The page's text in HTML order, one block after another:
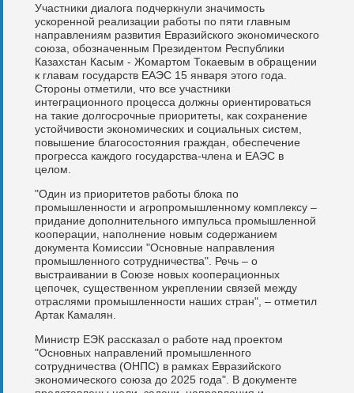
Участники диалога подчеркнули значимость
ускоренной реализации работы по пяти главным
направлениям развития Евразийского экономического
союза, обозначенным Президентом Республики
Казахстан Касым - Жомартом Токаевым в обращении
к главам государств ЕАЭС 15 января этого года.
Стороны отметили, что все участники
интеграционного процесса должны ориентироваться
на такие долгосрочные приоритеты, как сохранение
устойчивости экономических и социальных систем,
повышение благосостояния граждан, обеспечение
прогресса каждого государства-члена и ЕАЭС в
целом.
"Один из приоритетов работы блока по
промышленности и агропромышленному комплексу –
придание дополнительного импульса промышленной
кооперации, наполнение новым содержанием
документа Комиссии "Основные направления
промышленного сотрудничества". Речь – о
выстраивании в Союзе новых кооперационных
цепочек, существенном укреплении связей между
отраслями промышленности наших стран", – отметил
Артак Камалян.
Министр ЕЭК рассказал о работе над проектом
"Основных направлений промышленного
сотрудничества (ОНПС) в рамках Евразийского
экономического союза до 2025 года". В документе